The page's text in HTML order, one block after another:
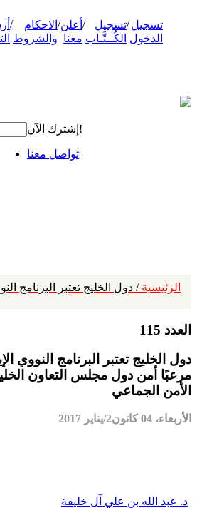
تسجيل
الدخول
/تسجيل
الكُــتَّـاب
/ أعلن
معنا
/ الاحكام
والشروط
/
إشترك الآن!
تواصل معنا
الرئيسية / دول الخليج تعتبر البرنامج
العدد 115
دول الخليج تعتبر البرنامج النووي
مرعبًا أمن دول مجلس التعاون
الأمن الجماعي
الأربعاء، 04 كانون2/يناير 2017
د. عبد الله بن علي آل خليفة